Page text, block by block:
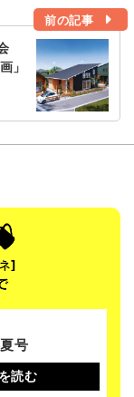
前の記事
」
号
読む